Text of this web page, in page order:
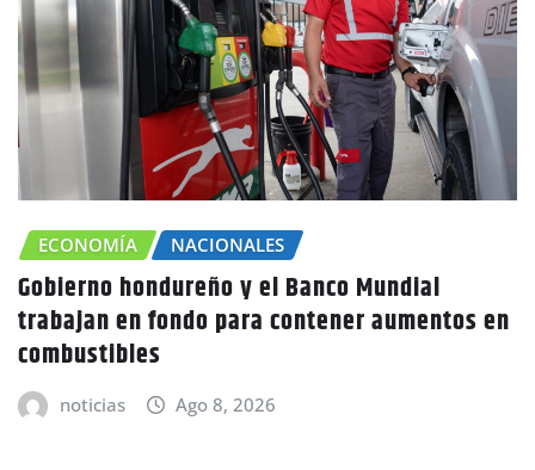
CHOLUTECA ZONA SUR
Canícula agravaría la sequía en Honduras
advierte Copeco
noticias Ago 8, 2026